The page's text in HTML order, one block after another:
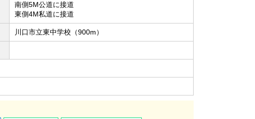
南側5M公道に接道
東側4M私道に接道
川口市立東中学校（900m）